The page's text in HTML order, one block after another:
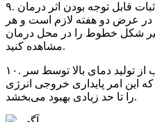
۹. مطالعات تجربی کافی برای اثبات قابل توجه بودن اثر درمان
درمان در عرض دو هفته لازم است و هر
شکل خطوط را در محل درمان
مشاهده کنید.
۱۰. سیستم خنک‌کننده گردش آب از تولید دمای بالا توسط سر
این امر پایداری خروجی انرژی
را تا حد زیادی بهبود می‌بخشد.